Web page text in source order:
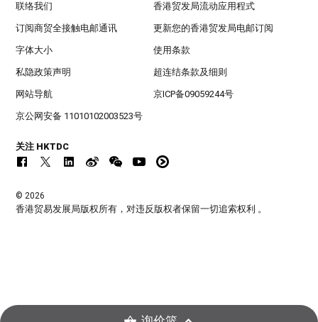
联络我们 香港贸发局流动应用程式
订阅商贸全接触电邮通讯 更新您的香港贸发局电邮订阅
字体大小 使用条款
私隐政策声明 超连结条款及细则
网站导航 京ICP备09059244号
京公网安备 11010102003523号
关注 HKTDC
© 2026
香港贸易发展局版权所有，对违反版权者保留一切追索权利 。